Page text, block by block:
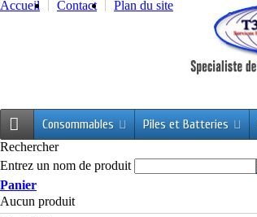
Accueil Contact Plan du site
Consommables Piles et Batteries
Rechercher
Entrez un nom de produit
Panier
Aucun produit